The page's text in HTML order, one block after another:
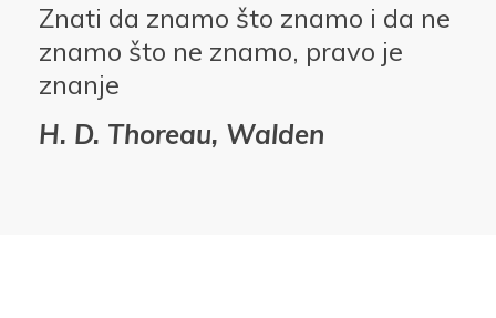
Znati da znamo što znamo i da ne
znamo što ne znamo, pravo je
znanje
H. D. Thoreau, Walden